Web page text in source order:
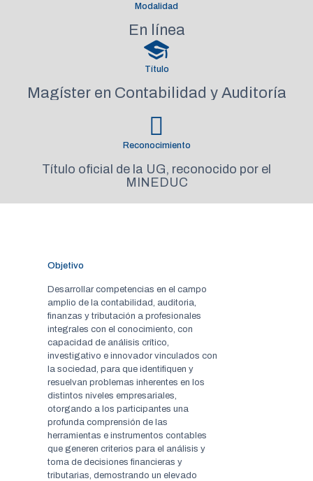
Modalidad
En línea
Título
Magíster en Contabilidad y Auditoría
Reconocimiento
Título oficial de la UG, reconocido por el
MINEDUC
Objetivo
Desarrollar competencias en el campo
amplio de la contabilidad, auditoria,
finanzas y tributación a profesionales
integrales con el conocimiento, con
capacidad de análisis crítico,
investigativo e innovador vinculados con
la sociedad, para que identifiquen y
resuelvan problemas inherentes en los
distintos niveles empresariales,
otorgando a los participantes una
profunda comprensión de las
herramientas e instrumentos contables
que generen criterios para el análisis y
toma de decisiones financieras y
tributarias, demostrando un elevado